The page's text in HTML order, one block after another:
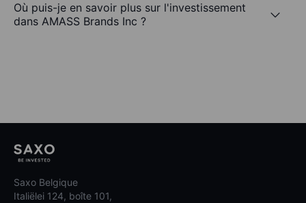
Où puis-je en savoir plus sur l'investissement
dans AMASS Brands Inc ?
Saxo Belgique
Italiëlei 124, boîte 101,